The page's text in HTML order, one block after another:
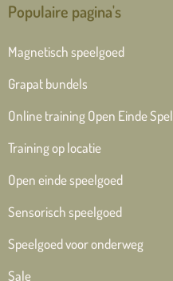
Populaire pagina's
Magnetisch speelgoed
Grapat bundels
Online training Open Einde Spel
Training op locatie
Open einde speelgoed
Sensorisch speelgoed
Speelgoed voor onderweg
Sale